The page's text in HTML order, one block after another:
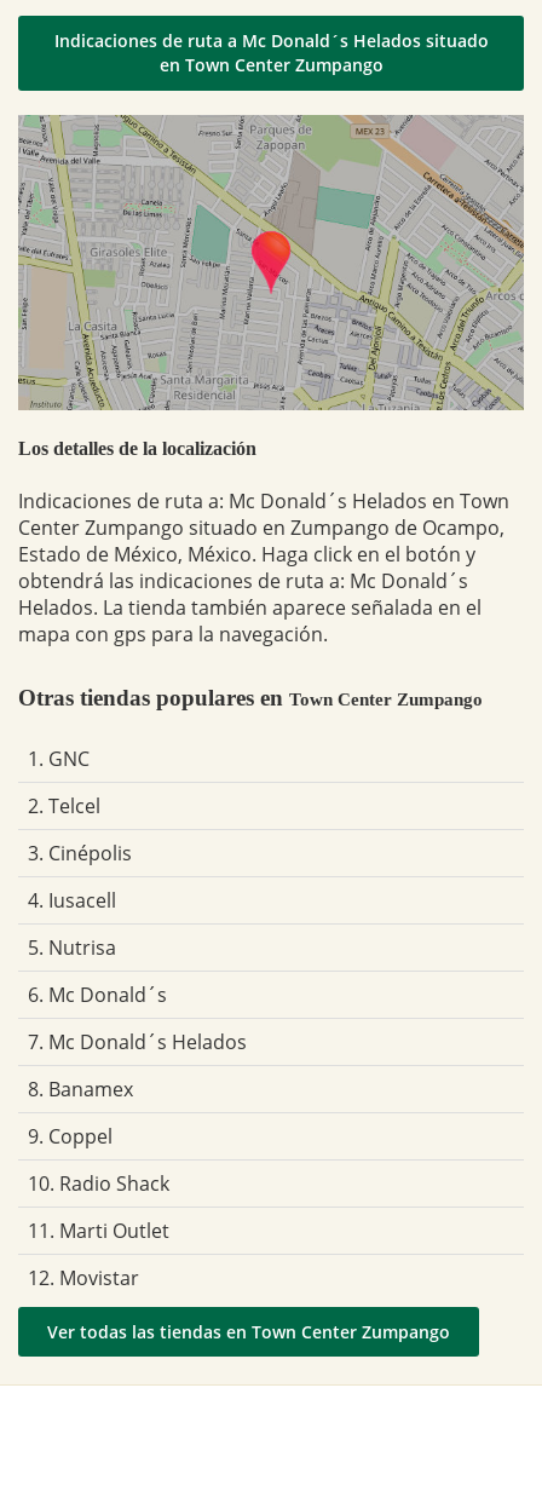
Indicaciones de ruta a Mc Donald´s Helados situado
en Town Center Zumpango
Los detalles de la localización
Indicaciones de ruta a: Mc Donald´s Helados en Town
Center Zumpango situado en Zumpango de Ocampo,
Estado de México, México. Haga click en el botón y
obtendrá las indicaciones de ruta a: Mc Donald´s
Helados. La tienda también aparece señalada en el
mapa con gps para la navegación.
Otras tiendas populares en Town Center Zumpango
1. GNC
2. Telcel
3. Cinépolis
4. Iusacell
5. Nutrisa
6. Mc Donald´s
7. Mc Donald´s Helados
8. Banamex
9. Coppel
10. Radio Shack
11. Marti Outlet
12. Movistar
Ver todas las tiendas en Town Center Zumpango